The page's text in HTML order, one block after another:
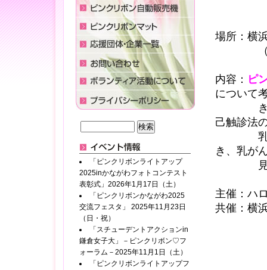
場所：横
（横
内容： ピ
について
きっか
己触診法
乳房模
き、乳が
見・ 早
主催：ハ
共催：横
「ピンクリボンライトアップ
2025inかながわフォトコンテスト
表彰式」2026年1月17日（土）
「ピンクリボンかながわ2025
交流フェスタ」 2025年11月23日
（日・祝）
「スチューデントアクションin
鎌倉女子大」－ピンクリボン♡フ
ォーラム－2025年11月1日（土）
「ピンクリボンライトアップフ